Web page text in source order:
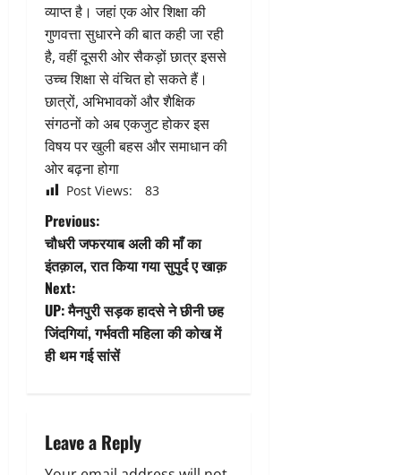
व्याप्त है। जहां एक ओर शिक्षा की
गुणवत्ता सुधारने की बात कही जा रही
है, वहीं दूसरी ओर सैकड़ों छात्र इससे
उच्च शिक्षा से वंचित हो सकते हैं।
छात्रों, अभिभावकों और शैक्षिक
संगठनों को अब एकजुट होकर इस
विषय पर खुली बहस और समाधान की
ओर बढ़ना होगा
Post Views: 83
P
o
s
t
v
Previous:
चौधरी जफरयाब अली की माँ का
इंतक़ाल, रात किया गया सुपुर्द ए खाक़
Next:
UP: मैनपुरी सड़क हादसे ने छीनी छह
जिंदगियां, गर्भवती महिला की कोख में
ही थम गई सांसें
Leave a Reply